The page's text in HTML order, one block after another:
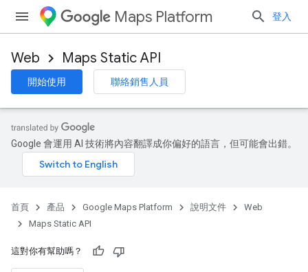
Maps Platform 登入
Web Maps Static API
開始使用 聯絡銷售人員
Google 會運用 AI 技術將內容翻譯成你偏好的語言，但可能會出錯。
首頁 產品 Google Maps Platform 說明文件
Web
Maps Static API
這對你有幫助嗎？